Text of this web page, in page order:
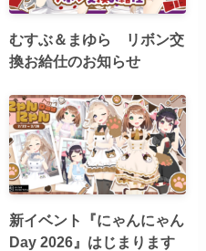
むすぶ＆まゆら リボン交
換お給仕のお知らせ
新イベント『にゃんにゃん
Day 2026』はじまります